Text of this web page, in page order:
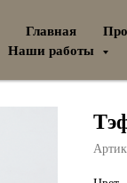
Главная
Наши работы